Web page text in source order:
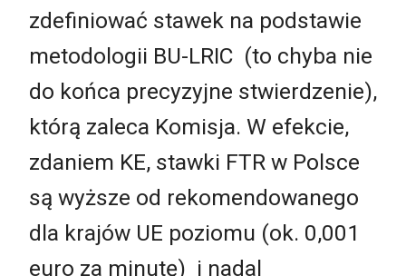
zdefiniować stawek na podstawie
metodologii BU-LRIC (to chyba nie
do końca precyzyjne stwierdzenie),
którą zaleca Komisja. W efekcie,
zdaniem KE, stawki FTR w Polsce
są wyższe od rekomendowanego
dla krajów UE poziomu (ok. 0,001
euro za minutę) i nadal